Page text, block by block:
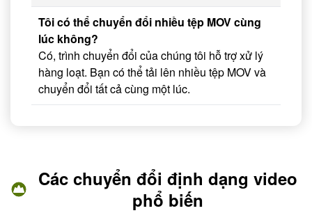
Tôi có thể chuyển đổi nhiều tệp MOV cùng
lúc không?
Có, trình chuyển đổi của chúng tôi hỗ trợ xử lý
hàng loạt. Bạn có thể tải lên nhiều tệp MOV và
chuyển đổi tất cả cùng một lúc.
Các chuyển đổi định dạng video
phổ biến